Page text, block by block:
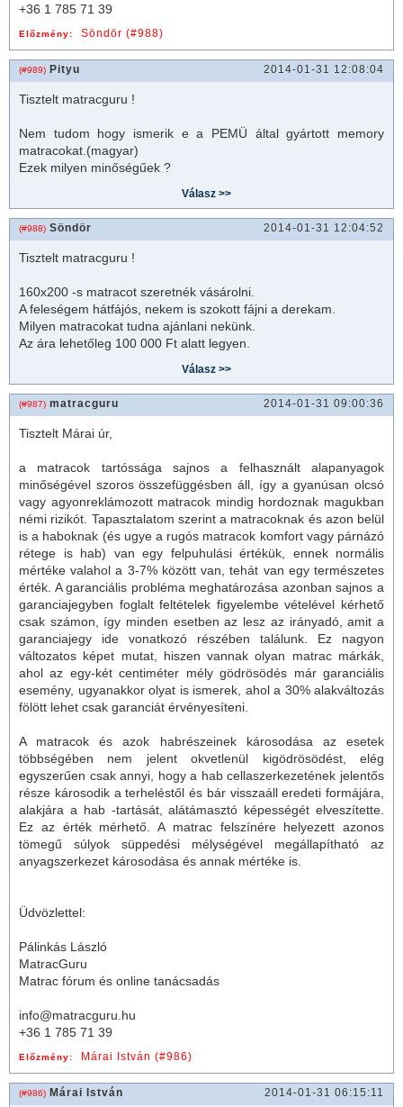
+36 1 785 71 39
Előzmény: Söndör (#988)
(#989) Pityu 2014-01-31 12:08:04
Tisztelt matracguru !
Nem tudom hogy ismerik e a PEMÜ által gyártott memory
matracokat.(magyar)
Ezek milyen minőségűek ?
(#988) Söndör 2014-01-31 12:04:52
Tisztelt matracguru !
160x200 -s matracot szeretnék vásárolni.
A feleségem hátfájós, nekem is szokott fájni a derekam.
Milyen matracokat tudna ajánlani nekünk.
Az ára lehetőleg 100 000 Ft alatt legyen.
(#987) matracguru 2014-01-31 09:00:36
Tisztelt Márai úr,
a matracok tartóssága sajnos a felhasznált alapanyagok
minőségével szoros összefüggésben áll, így a gyanúsan olcsó
vagy agyonreklámozott matracok mindig hordoznak magukban
némi rizikót. Tapasztalatom szerint a matracoknak és azon belül
is a haboknak (és ugye a rugós matracok komfort vagy párnázó
rétege is hab) van egy felpuhulási értékük, ennek normális
mértéke valahol a 3-7% között van, tehát van egy természetes
érték. A garanciális probléma meghatározása azonban sajnos a
garanciajegyben foglalt feltételek figyelembe vételével kérhető
csak számon, így minden esetben az lesz az irányadó, amit a
garanciajegy ide vonatkozó részében találunk. Ez nagyon
változatos képet mutat, hiszen vannak olyan matracmárkák,
ahol az egy-két centiméter mély gödrösödés már garanciális
esemény, ugyanakkor olyat is ismerek, ahol a 30% alakváltozás
fölött lehet csak garanciát érvényesíteni.
A matracok és azok habrészeinek károsodása az esetek
többségében nem jelent okvetlenül kigödrösödést, elég
egyszerűen csak annyi, hogy a hab cellaszerkezetének jelentős
része károsodik a terheléstől és bár visszaáll eredeti formájára,
alakjára a hab -tartását, alátámasztó képességét elveszítette.
Ez az érték mérhető. A matrac felszínére helyezett azonos
tömegű súlyok süppedési mélységével megállapítható az
anyagszerkezet károsodása és annak mértéke is.
Üdvözlettel:
Pálinkás László
MatracGuru
Matrac fórum és online tanácsadás
info@matracguru.hu
+36 1 785 71 39
Előzmény: Márai István (#986)
(#986) Márai István 2014-01-31 06:15:11